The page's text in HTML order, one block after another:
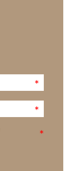
*
*
*